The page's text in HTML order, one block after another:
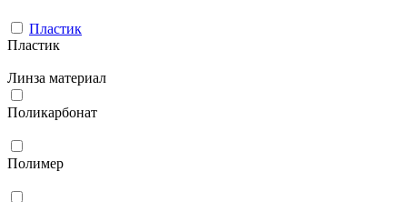
Пластик
Пластик
Линза материал
Поликарбонат
Полимер